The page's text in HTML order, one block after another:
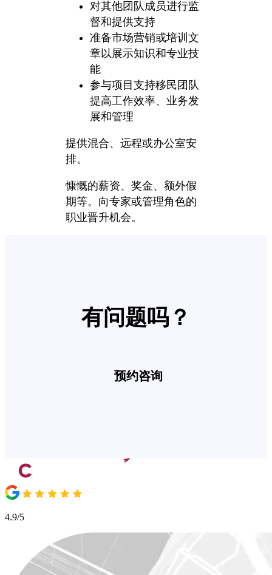
对其他团队成员进行监
督和提供支持
准备市场营销或培训文
章以展示知识和专业技
能
参与项目支持移民团队
提高工作效率、业务发
展和管理
提供混合、远程或办公室安
排。
慷慨的薪资、奖金、额外假
期等。向专家或管理角色的
职业晋升机会。
有问题吗？
预约咨询
4.9/5